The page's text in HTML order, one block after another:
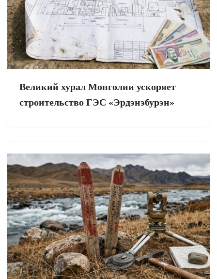
Великий хурал Монголии ускоряет
строительство ГЭС «Эрдэнэбурэн»